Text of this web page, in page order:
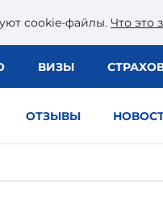
сookie-файлы. Что это
ВИЗЫ
ОТЗЫВЫ